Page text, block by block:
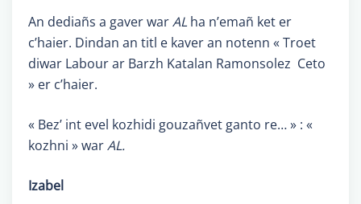
An dediañs a gaver warAL ha n’emañ ket er
c’haier. Dindan an titl e kaver an notenn « Troet
diwar Labour ar Barzh Katalan Ramonsolez Ceto
» er c’haier.
« Bez’ int evel kozhidi gouzañvet ganto re… » : «
kozhni » warAL.
Izabel